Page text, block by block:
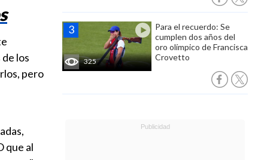
325
Para el recuerdo: Se
cumplen dos años del
oro olímpico de Francisca
Crovetto
los
pero
que al